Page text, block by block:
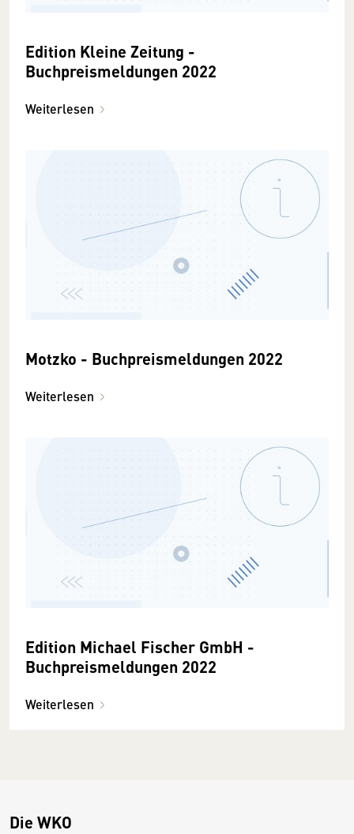
Edition Kleine Zeitung -
Buchpreismeldungen 2022
Weiterlesen
Motzko - Buchpreismeldungen 2022
Weiterlesen
Edition Michael Fischer GmbH -
Buchpreismeldungen 2022
Weiterlesen
Die WKO